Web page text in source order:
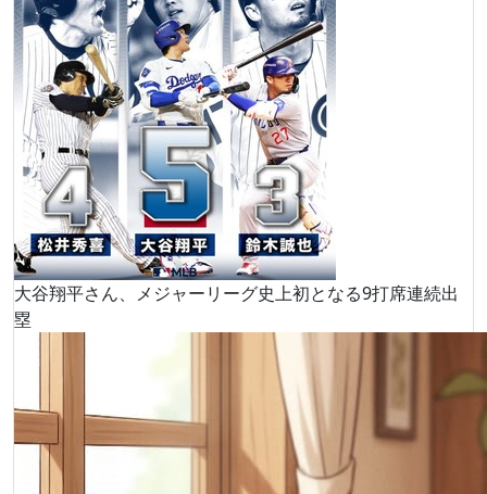
大谷翔平さん、メジャーリーグ史上初となる9打席連続出
塁